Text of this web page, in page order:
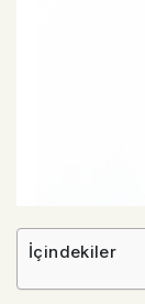
İçindekiler